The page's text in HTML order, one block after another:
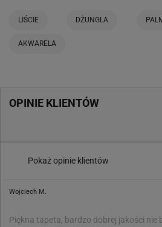
LIŚCIE DŻUNGLA
AKWARELA
OPINIE KLIENTÓW
Pokaż opinie klientów
Wojciech M.
Piękna tapeta, bardzo dobrej jakości nie